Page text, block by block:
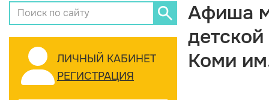
ЛИЧНЫЙ КАБИНЕТ
РЕГИСТРАЦИЯ
Афиша
Коми